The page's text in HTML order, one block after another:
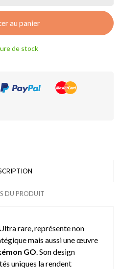
au panier
de stock
DU PRODUIT
rare, représente non
mais aussi une œuvre
GO. Son design
uniques la rendent